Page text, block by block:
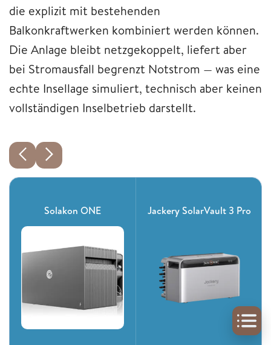
die explizit mit bestehenden
Balkonkraftwerken kombiniert werden können.
Die Anlage bleibt netzgekoppelt, liefert aber
bei Stromausfall begrenzt Notstrom — was eine
echte Insellage simuliert, technisch aber keinen
vollständigen Inselbetrieb darstellt.
Solakon ONE Jackery SolarVault 3 Pro